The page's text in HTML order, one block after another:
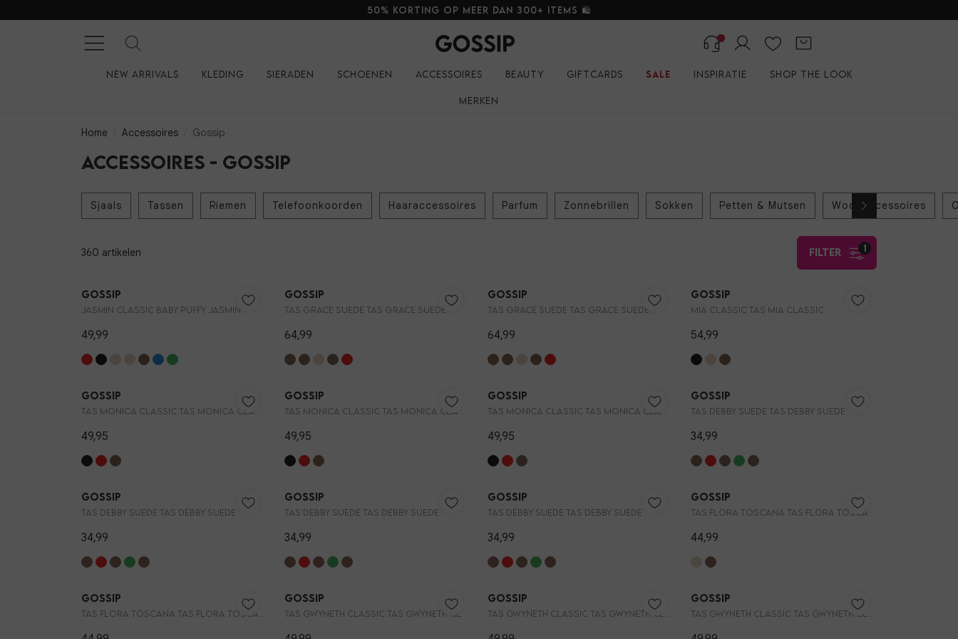
50% korting op meer dan 300+ items 🛍️
New arrivals Kleding Sieraden Schoenen Accessoires Beauty Giftcards Sale Inspiratie Shop the look
Merken
Home Accessoires Gossip
Accessoires - Gossip
Sjaals Tassen Riemen Telefoonkoorden Haaraccessoires Parfum Zonnebrillen Sokken Petten & Mutsen Woonaccessoires
360 artikelen 1
filter
Gossip
JASMIN CLASSIC BABY PUFFY JASMIN
49,99
Gossip
TAS GRACE SUEDE TAS GRACE SUEDE
64,99
Gossip
TAS GRACE SUEDE TAS GRACE SUEDE
64,99
Gossip
MIA CLASSIC TAS MIA CLASSIC
54,99
Gossip
TAS MONICA CLASSIC TAS MONICA CLASSIC
49,95
Gossip
TAS MONICA CLASSIC TAS MONICA CLASSIC
49,95
Gossip
TAS MONICA CLASSIC TAS MONICA CLASSIC
49,95
Gossip
TAS DEBBY SUEDE TAS DEBBY SUEDE
34,99
Gossip
TAS DEBBY SUEDE TAS DEBBY SUEDE
34,99
Gossip
TAS DEBBY SUEDE TAS DEBBY SUEDE
34,99
Gossip
TAS DEBBY SUEDE TAS DEBBY SUEDE
34,99
Gossip
TAS FLORA TOSCANA TAS FLORA TOSCANA CROCO
44,99
Gossip
TAS FLORA TOSCANA TAS FLORA TOSCANA CROCO
Gossip
TAS GWYNETH CLASSIC TAS GWYNETH CLASSIC
Gossip
TAS GWYNETH CLASSIC TAS GWYNETH CLASSIC
Gossip
TAS GWYNETH CLASSIC TAS GWYNETH CLASSIC